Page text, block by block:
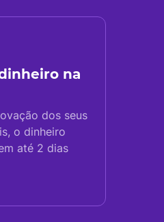
na
dos seus
o dinheiro
até 2 dias